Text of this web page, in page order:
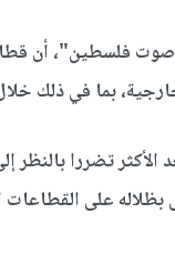
فلسطين"، أن
بما في ذلك
تضررا بالنظر
على القطاعات